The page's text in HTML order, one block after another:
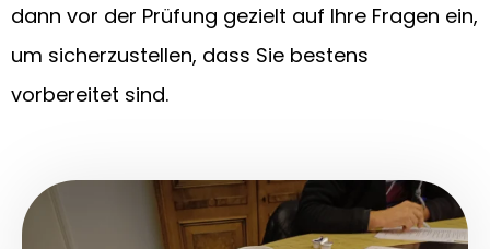
dann vor der Prüfung gezielt auf Ihre Fragen ein,
um sicherzustellen, dass Sie bestens
vorbereitet sind.